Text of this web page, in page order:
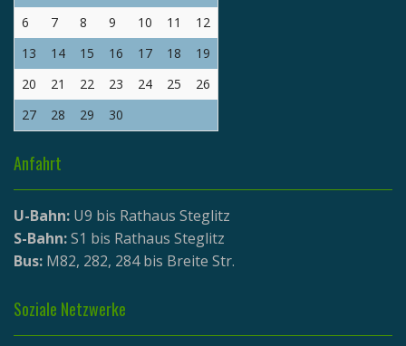
6
7 8 9 10 11
12
13
14 15 16 17 18
19
20
21 22 23 24 25
26
27
28 29 30
Anfahrt
U-Bahn: U9 bis Rathaus Steglitz
S-Bahn:S1 bis Rathaus Steglitz
Bus: M82, 282, 284 bis Breite Str.
Soziale Netzwerke